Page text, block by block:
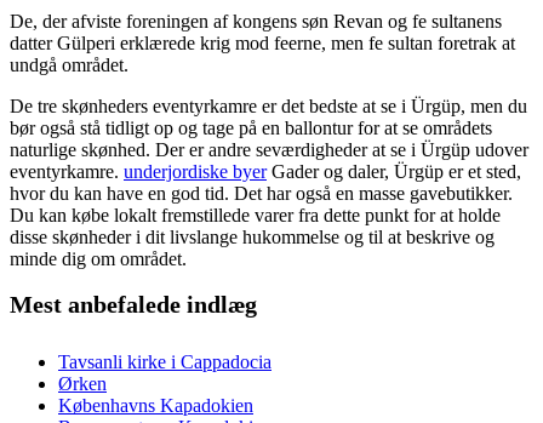
De, der afviste foreningen af kongens søn Revan og fe sultanens
datter Gülperi erklærede krig mod feerne, men fe sultan foretrak at
undgå området.
De tre skønheders eventyrkamre er det bedste at se i Ürgüp, men du
bør også stå tidligt op og tage på en ballontur for at se områdets
naturlige skønhed. Der er andre seværdigheder at se i Ürgüp udover
eventyrkamre. underjordiske byerGader og daler, Ürgüp er et sted,
hvor du kan have en god tid. Det har også en masse gavebutikker.
Du kan købe lokalt fremstillede varer fra dette punkt for at holde
disse skønheder i dit livslange hukommelse og til at beskrive og
minde dig om området.
Mest anbefalede indlæg
Tavsanli kirke i Cappadocia
Ørken
Københavns Kapadokien